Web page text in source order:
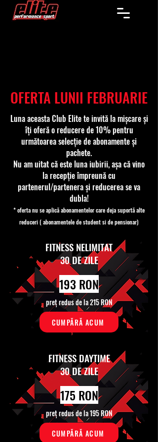
OFERTA LUNII FEBRUARIE
Luna aceasta Club Elite te invită la mișcare și
îți oferă o reducere de 10% pentru
următoarea selecție de abonamente și
pachete.
Nu am uitat că este luna iubirii, așa că vino
la recepție împreună cu
partenerul/partenera și reducerea se va
dubla!
* oferta nu se aplică abonamentelor care deja suportă alte
reduceri ( abonamentele de student si de pensionar)
FITNESS NELIMITAT
30 DE ZILE
193 RON
preț redus de la 215 RON
CUMPĂRĂ ACUM
FITNESS DAYTIME
30 DE ZILE
175 RON
preț redus de la 195 RON
CUMPĂRĂ ACUM